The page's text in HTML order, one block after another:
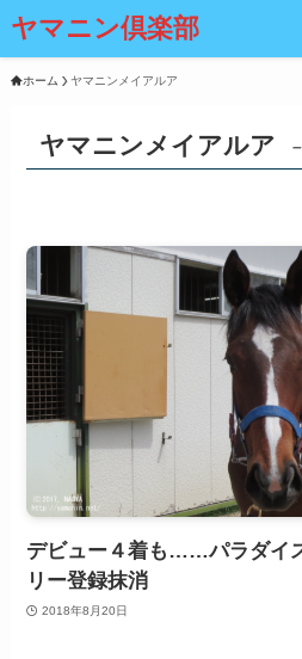
ヤマニン倶楽部
ホーム ヤマニンメイアルア
ヤマニンメイアルア
デビュー４着も……パラダイ
リー登録抹消
2018年8月20日